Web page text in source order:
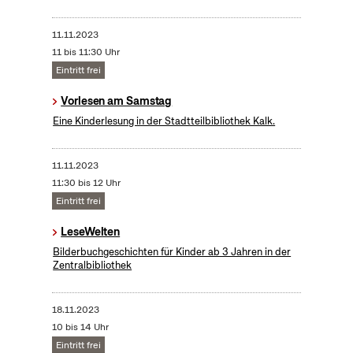
11.11.2023
11 bis 11:30 Uhr
Eintritt frei
Vorlesen am Samstag
Eine Kinderlesung in der Stadtteilbibliothek Kalk.
11.11.2023
11:30 bis 12 Uhr
Eintritt frei
LeseWelten
Bilderbuchgeschichten für Kinder ab 3 Jahren in der
Zentralbibliothek
18.11.2023
10 bis 14 Uhr
Eintritt frei